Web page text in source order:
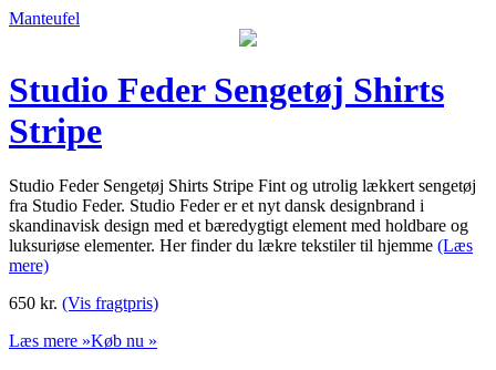
Manteufel
Studio Feder Sengetøj Shirts
Stripe
Studio Feder Sengetøj Shirts Stripe Fint og utrolig lækkert sengetøj
fra Studio Feder. Studio Feder er et nyt dansk designbrand i
skandinavisk design med et bæredygtigt element med holdbare og
luksuriøse elementer. Her finder du lækre tekstiler til hjemme (Læs
mere)
650 kr. (Vis fragtpris)
Læs mere »Køb nu »